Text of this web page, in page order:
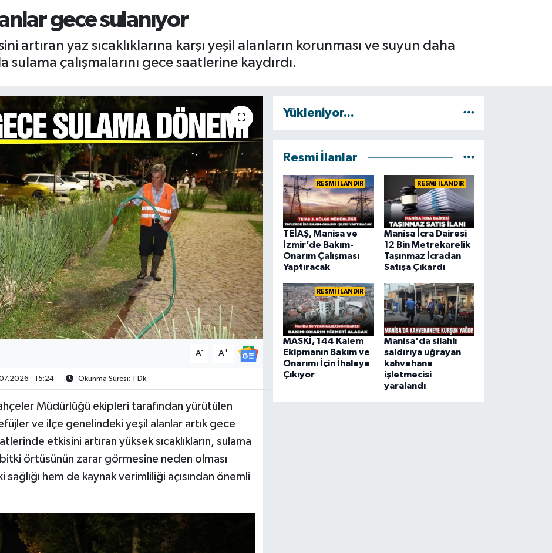
gece sulanıyor
artıran yaz sıcaklıklarına karşı yeşil alanların korunması ve suyun daha
sulama çalışmalarını gece saatlerine kaydırdı.
A- A+
- 15:24 Okunma Süresi: 1 Dk
Müdürlüğü ekipleri tarafından yürütülen
ve ilçe genelindeki yeşil alanlar artık gece
etkisini artıran yüksek sıcaklıkların, sulama
bitki örtüsünün zarar görmesine neden olması
hem de kaynak verimliliği açısından önemli
Yükleniyor...
Resmi İlanlar
RESMİ İLANDIR
TEİAŞ, Manisa ve
İzmir’de Bakım-
Onarım Çalışması
Yaptıracak
RESMİ İLANDIR
Manisa İcra Dairesi
12 Bin Metrekarelik
Taşınmaz İcradan
Satışa Çıkardı
RESMİ İLANDIR
MASKİ, 144 Kalem
Ekipmanın Bakım ve
Onarımı İçin İhaleye
Çıkıyor
Manisa'da silahlı
saldırıya uğrayan
kahvehane
işletmecisi
yaralandı